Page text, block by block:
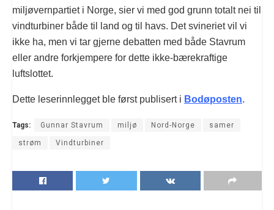
miljøvernpartiet i Norge, sier vi med god grunn totalt nei til
vindturbiner både til land og til havs. Det svineriet vil vi
ikke ha, men vi tar gjerne debatten med både Stavrum
eller andre forkjempere for dette ikke-bærekraftige
luftslottet.
Dette leserinnlegget ble først publisert i Bodøposten.
Tags: Gunnar Stavrum miljø Nord-Norge samer
strøm Vindturbiner